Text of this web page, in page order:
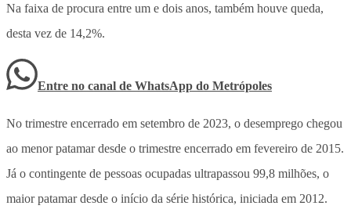
Na faixa de procura entre um e dois anos, também houve queda,
desta vez de 14,2%.
Entre no canal de WhatsApp do Metrópoles
No trimestre encerrado em setembro de 2023, o desemprego chegou
ao menor patamar desde o trimestre encerrado em fevereiro de 2015.
Já o contingente de pessoas ocupadas ultrapassou 99,8 milhões, o
maior patamar desde o início da série histórica, iniciada em 2012.